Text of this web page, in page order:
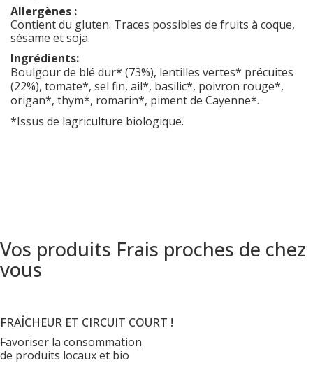
Allergènes :
Contient du gluten. Traces possibles de fruits à coque,
sésame et soja.
Ingrédients:
Boulgour de blé dur* (73%), lentilles vertes* précuites
(22%), tomate*, sel fin, ail*, basilic*, poivron rouge*,
origan*, thym*, romarin*, piment de Cayenne*.
*Issus de lagriculture biologique.
Vos produits Frais proches de chez
vous
FRAÎCHEUR ET CIRCUIT COURT !
Favoriser la consommation
de produits locaux et bio